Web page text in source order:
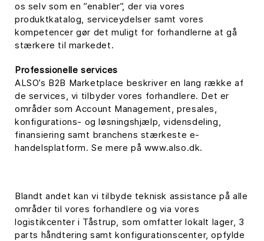
os selv som en ”enabler”, der via vores
produktkatalog, serviceydelser samt vores
kompetencer gør det muligt for forhandlerne at gå
stærkere til markedet.
Professionelle services
ALSO’s B2B Marketplace beskriver en lang række af
de services, vi tilbyder vores forhandlere. Det er
områder som Account Management, presales,
konfigurations- og løsningshjælp, vidensdeling,
finansiering samt branchens stærkeste e-
handelsplatform. Se mere på www.also.dk.
Blandt andet kan vi tilbyde teknisk assistance på alle
områder til vores forhandlere og via vores
logistikcenter i Tåstrup, som omfatter lokalt lager, 3
parts håndtering samt konfigurationscenter, opfylde